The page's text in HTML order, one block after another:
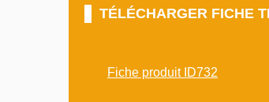
TÉLÉCHARGER FICHE
Fiche produit ID732